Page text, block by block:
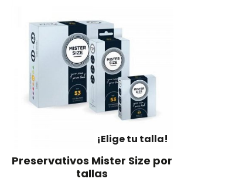
¡Elige tu talla!
Preservativos Mister Size por
tallas